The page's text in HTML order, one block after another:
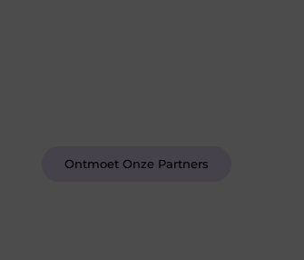
Ontmoet Onze Partners